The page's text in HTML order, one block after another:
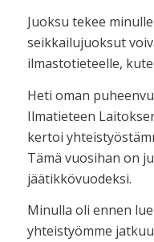
Juoksu tekee
seikkailujuoksut
ilmastotieteelle,
Heti oman
Ilmatieteen
kertoi
Tämä vuosihan on
jäätikkövuodeksi.
Minulla oli ennen
yhteistyömme